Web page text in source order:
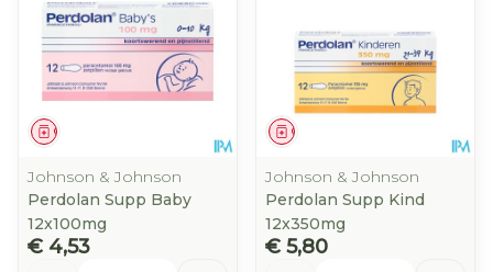
Geneesmiddel
Johnson & Johnson
Perdolan Supp Baby
12x100mg
€ 4,53
Geneesmiddel
Johnson & Johnson
Perdolan Supp Kind
12x350mg
€ 5,80